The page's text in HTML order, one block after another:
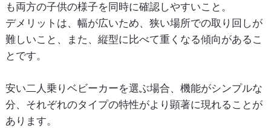
も両方の子供の様子を同時に確認しやすいこと。
デメリットは、幅が広いため、狭い場所での取り回しが
難しいこと、また、縦型に比べて重くなる傾向があるこ
とです。
安い二人乗りベビーカーを選ぶ場合、機能がシンプルな
分、それぞれのタイプの特性がより顕著に現れることが
あります。